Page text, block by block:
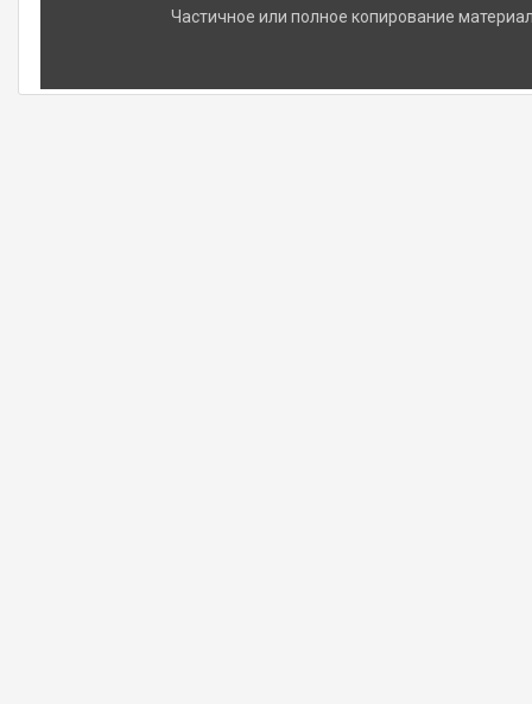
Частичное или полное копирование